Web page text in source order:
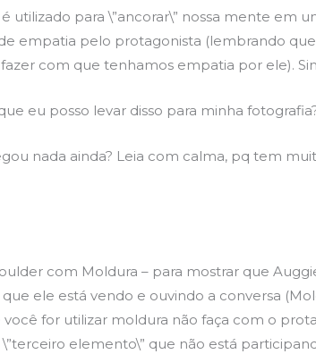
é utilizado para \”ancorar\” nossa mente
empatia pelo protagonista (lembrando
com que tenhamos empatia por ele).
eu posso levar disso para minha
nada ainda? Leia com calma, pq tem
com Moldura – para mostrar que
ele está vendo e ouvindo a conversa
for utilizar moldura não faça com o
\”terceiro elemento\” que não está